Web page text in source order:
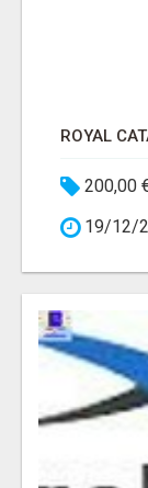
200,00
19/12/